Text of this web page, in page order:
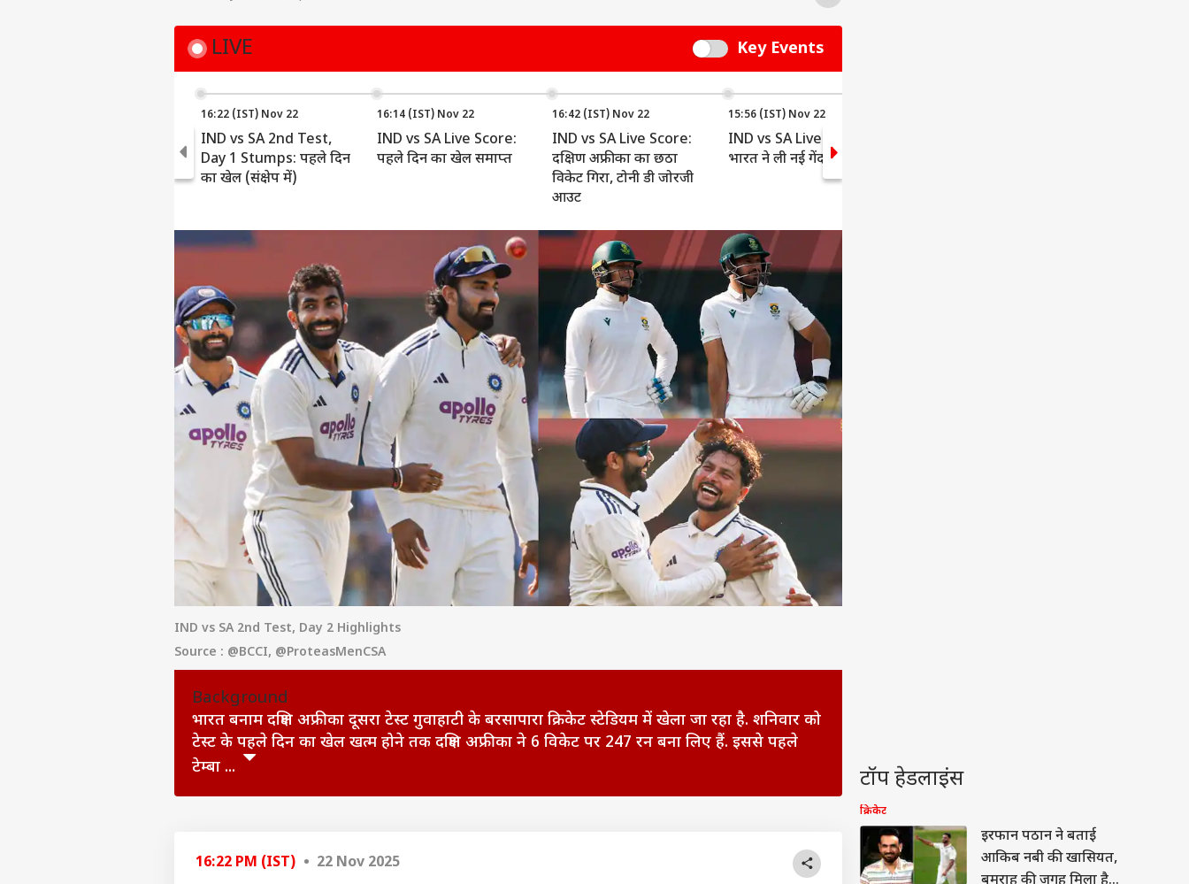
LIVE Key Events
16:22 (IST) Nov 22
IND vs SA 2nd Test,
Day 1 Stumps: पहले दिन
का खेल (संक्षेप में)
16:14 (IST) Nov 22
IND vs SA Live Score:
पहले दिन का खेल समाप्त
16:42 (IST) Nov 22
IND vs SA Live Score:
दक्षिण अफ्रीका का छठा
विकेट गिरा, टोनी डी जोरजी
आउट
15:56 (IST) Nov 22
IND vs SA Live Score:
भारत ने ली नई गेंद
IND vs SA 2nd Test, Day 2 Highlights
Source : @BCCI, @ProteasMenCSA
Background
भारत बनाम दक्षिण अफ्रीका दूसरा टेस्ट गुवाहाटी के बरसापारा क्रिकेट स्टेडियम में खेला जा रहा है. शनिवार को
टेस्ट के पहले दिन का खेल खत्म होने तक दक्षिण अफ्रीका ने 6 विकेट पर 247 रन बना लिए हैं. इससे पहले
टेम्बा ...
16:22 PM (IST) • 22 Nov 2025
टॉप हेडलाइंस
क्रिकेट
इरफान पठान ने बताई
आकिब नबी की खासियत,
टॉप आर्टिकल्स